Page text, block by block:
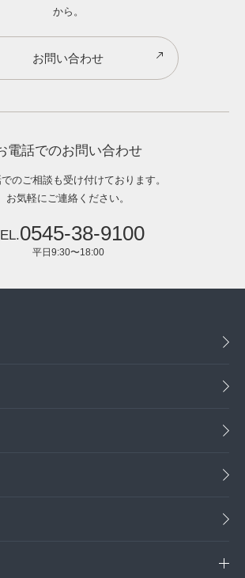
から。
お問い合わせ
電話でのお問い合わせ
のご相談も受け付けております。
お気軽にご連絡ください。
0545-38-9100
平日9:30〜18:00